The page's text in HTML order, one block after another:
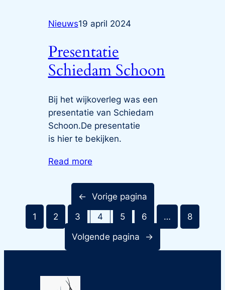
Nieuws19 april 2024
Presentatie
Schiedam Schoon
Bij het wijkoverleg was een
presentatie van Schiedam
Schoon.De presentatie
is hier te bekijken.
Read more
← Vorige pagina
1
2 3 4 5 6 …
8
Volgende pagina
→